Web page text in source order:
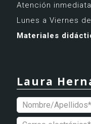
Atención inmediata
Lunes a Viernes
Materiales
Laura